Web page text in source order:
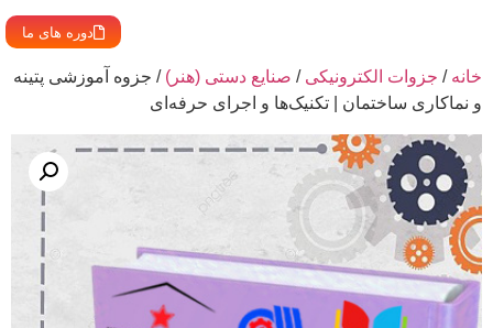
دوره های ما
خانه / جزوات الکترونیکی / صنایع دستی (هنر) / جزوه آموزشی پتینه
و نماکاری ساختمان | تکنیک‌ها و اجرای حرفه‌ای